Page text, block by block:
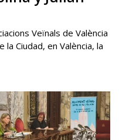
Veïnals de València
Ciudad, en València, la